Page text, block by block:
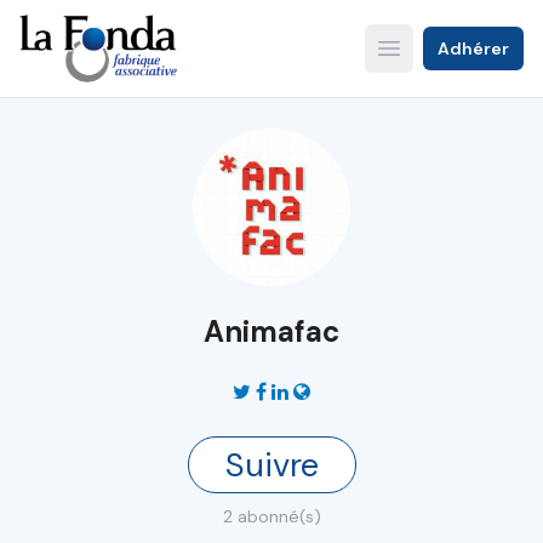
Aller
au
contenu
principal
Open main menu
Adhérer
Animafac
Suivre
2 abonné(s)